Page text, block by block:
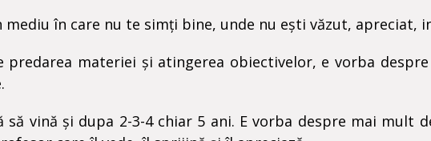
mediu în care nu te simți bine, unde nu ești văzut, apreciat,
predarea materiei și atingerea obiectivelor, e vorba
să vină și dupa 2-3-4 chiar 5 ani. E vorba despre mai